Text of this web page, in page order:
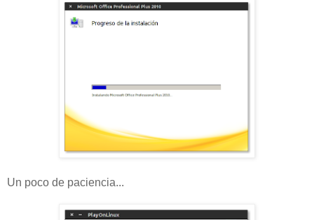
Un poco de paciencia...